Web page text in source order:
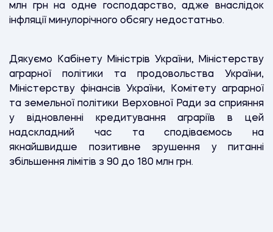
млн грн на одне господарство, адже внаслідок
інфляції минулорічного обсягу недостатньо.
Дякуємо Кабінету Міністрів України, Міністерству
аграрної політики та продовольства України,
Міністерству фінансів України, Комітету аграрної
та земельної політики Верховної Ради за сприяння
у відновленні кредитування аграріїв в цей
надскладний час та сподіваємось на
якнайшвидше позитивне зрушення у питанні
збільшення лімітів з 90 до 180 млн грн.